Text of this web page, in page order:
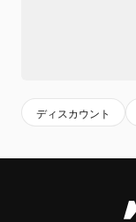
ディスカウント